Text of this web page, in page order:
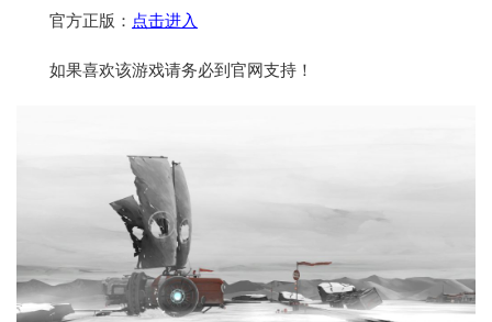
官方正版： 点击进入
如果喜欢该游戏请务必到官网支持！